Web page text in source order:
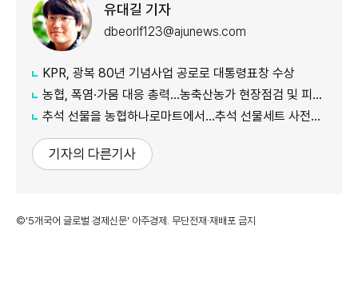
유대길 기자
dbeorlf123@ajunews.com
KPR, 광복 80년 기념사업 공로로 대통령표창 수상
농협, 폭염·가뭄 대응 총력...농축산농가 현장점검 및 피해 예방 강화
추석 선물을 농협하나로마트에서…추석 선물세트 사전예약 실시
기자의 다른기사
©'5개국어 글로벌 경제신문' 아주경제. 무단전재·재배포 금지